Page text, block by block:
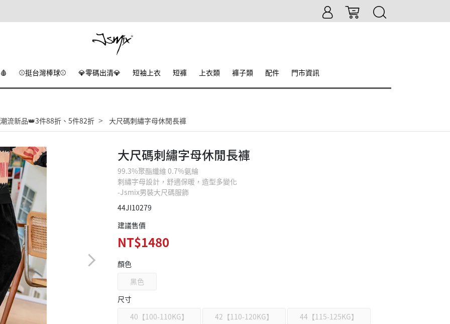
⚾挺台灣棒球⚾ 💎零碼出清💎 短袖上衣 短褲 上衣類 褲子類 配件 門市資訊
流新品👑3件88折、5件82折 大尺碼刺繡字母休閒長褲
大尺碼刺繡字母休閒長褲
99.3%聚酯纖維 0.7%氨綸
刺繡字母設計，舒適保暖，造型多變化
-Jsmix男裝大尺碼服飾
44JI10279
建議售價
NT$1480
顏色
黑色
尺寸
40【100-110KG】
42【110-120KG】
44【115-125KG】